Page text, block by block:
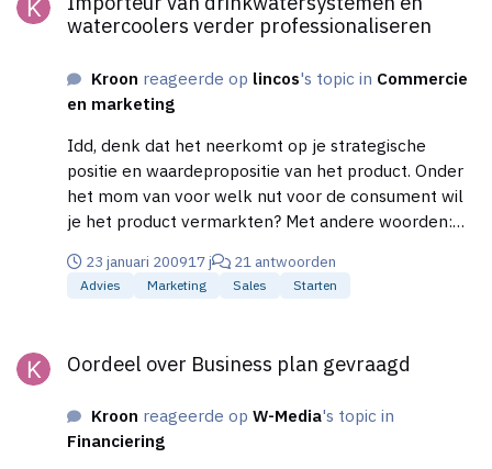
watercoolers verder professionaliseren
Kroon reageerde op lincos's topic in Commercie
en marketing
Idd, denk dat het neerkomt op je strategische
positie en waardepropositie van het product. Onder
het mom van voor welk nut voor de consument wil
je het product vermarkten? Met andere woorden:
helemaal niet zo slecht. Het is misschien zelfs een
idee om b.v. caravanfabrikanten te benaderen,
23 januari 200917 j 21 antwoorden
Advies Marketing Sales Starten
Oordeel over Business plan gevraagd
Kroon reageerde opW-Media's topic in
Financiering